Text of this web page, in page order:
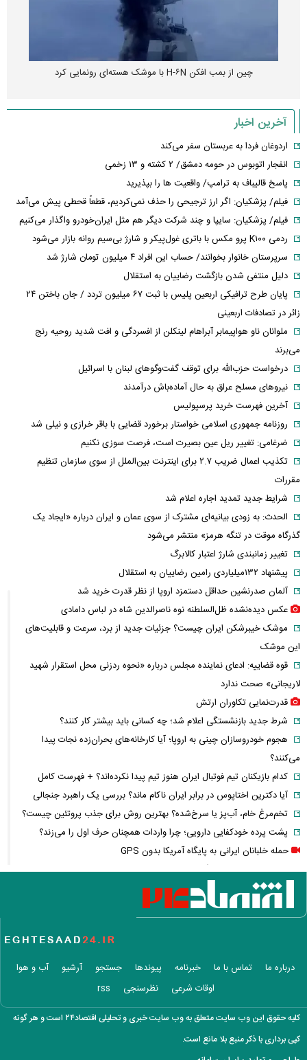
چین از بمب افکن H-۶N با موشک هسته‌ای رونمایی کرد
آخرین اخبار
اردوغان فردا به عربستان سفر می‌کند
انفجار اتوبوس در حومه دمشق/ ۲ کشته و ۱۳ زخمی
پاسخ قالیباف به ترامپ/ واقعیت ها را بپذیرید
فیلم/ پزشکیان: اگر ارز ترجیحی را حذف نمی‌کردیم، قطعاً قحطی پیش می‌آمد
فیلم/ پزشکیان: سایپا و چند شرکت دیگر هم مثل ایران‌خودرو واگذار می‌کنیم
ردمی K۱۰۰ پرو مکس با باتری غول‌پیکر و شارژ بی‌سیم روانه بازار می‌شود
سرپرستان خانوار بخوانند/ حساب این افراد ۴ میلیون تومان شارژ شد
دلیل منتفی شدن بازگشت رضاییان به استقلال
پایان طرح ترافیکی اربعین پلیس با ثبت ۶۷ میلیون تردد / جان باختن ۲۴
زائر در تصادفات اربعینی
ملوانان ناو هواپیمابر آبراهام لینکلن از افسردگی و افت شدید روحیه رنج
می‌برند
درخواست حزب‌الله برای توقف گفت‌وگوهای لبنان با اسرائیل
نیروهای مسلح عراق به حال آماده‌باش درآمدند
آخرین فهرست خرید پرسپولیس
روزنامه جمهوری اسلامی خواستار برخورد قضایی با باقر خرازی و نیلی شد
ضرغامی: تغییر ریل عین بصیرت است، فرصت سوزی نکنیم
تکذیب اعمال ضریب ۲.۷ برای اینترنت بین‌الملل از سوی سازمان تنظیم
مقررات
شرایط جدید تمدید اجاره اعلام شد
الحدث: به زودی بیانیه‌ای مشترک از سوی عمان و ایران درباره «ایجاد یک
گذرگاه موقت در تنگه هرمز» منتشر می‌شود
تغییر زمانبندی‌ شارژ اعتبار کالابرگ
پیشنهاد ۱۳۲میلیاردی رامین رضاییان به استقلال
آلمان صدرنشین حداقل دستمزد اروپا از نظر قدرت خرید شد
عکس دیده‌نشده ظل‌السلطنه نوه ناصرالدین شاه در لباس دامادی
موشک خیبرشکن ایران چیست؟ جزئیات جدید از برد، سرعت و قابلیت‌های
این موشک
قوه قضاییه: ادعای نماینده مجلس درباره «نحوه ردزنی محل استقرار شهید
لاریجانی» صحت ندارد
قدرت‌نمایی تکاوران ارتش
شرط جدید بازنشستگی اعلام شد؛ چه کسانی باید بیشتر کار کنند؟
هجوم خودروسازان چینی به اروپا؛ آیا کارخانه‌های بحران‌زده نجات پیدا
می‌کنند؟
کدام بازیکنان تیم فوتبال ایران هنوز تیم پیدا نکرده‌اند؟ + فهرست کامل
آیا دکترین اختاپوس در برابر ایران ناکام ماند؟ بررسی یک راهبرد جنجالی
تخم‌مرغ خام، آب‌پز یا سرخ‌شده؟ بهترین روش برای جذب پروتئین چیست؟
پشت پرده خودکفایی دارویی؛ چرا واردات همچنان حرف اول را می‌زند؟
حمله خلبانان ایرانی به پایگاه آمریکا بدون GPS
شرایط تغییر نام خانوادگی و شناسنامه اعلام شد+ مراحل، مدارک لازم و قوانین
جدید ثبت احوال
یک خبر غیرمنتظره درباره توافق ایران و آمریکا
این نقشه جدید متروی تهران شما را به تمام جاهای دیدنی شهر می‌رساند +
خبر مهم سردار ابن‌الرضا درباره جنگ ایران و آمریکا: به‌زودی خواهند فهمید
معاملات ۶ ارز دیجیتال متوقف شد / چه رمزارزهایی در فهرست هستند؟
زمان پرداخت معوقات فروردین و اردیبهشت بازنشستگان اعلام شد؟
درباره ما تماس با ما خبرنامه پیوندها جستجو آرشیو
آب و هوا
اوقات شرعی
نظرسنجی rss
کلیه حقوق این وب سایت متعلق به وب سایت خبری و تحلیلی اقتصاد۲۴ است و هر گونه
کپی برداری با ذکر منبع بلا مانع است.